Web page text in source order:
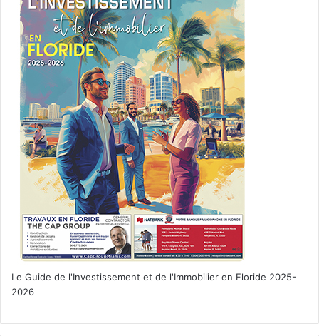
Le Guide de l'Investissement et de l'Immobilier en Floride 2025-
2026